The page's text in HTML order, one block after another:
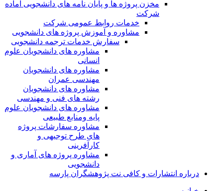
مخزن پروژه ها و پایان نامه های دانشجویی آماده
شرکت
خدمات روابط عمومی شرکت
مشاوره و آموزش پروژه های دانشجویی
سفارش خدمات ترجمه دانشجویی
مشاوره های دانشجویان علوم
انسانی
مشاوره های دانشجویان
مهندسی عمران
مشاوره های دانشجویان
رشته های فنی و مهندسی
مشاوره های دانشجویان علوم
پایه ومنابع طبیعی
مشاوره سفارشات پروژه
های طرح توجیهی و
کارآفرینی
مشاوره پروژه های آماری و
دانشجویی
درباره انتشارات و کافی نت پژوهشگران پارسه